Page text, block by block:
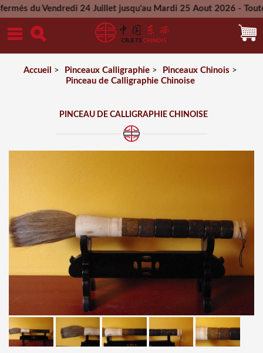
du Vendredi 24 Juillet jusqu'au Mardi 25 Aout 2026 - Toutes
Mercredi 26 Aout 2026
Accueil > Pinceaux Calligraphie> Pinceaux Chinois >
Pinceau de Calligraphie Chinoise
PINCEAU DE CALLIGRAPHIE CHINOISE